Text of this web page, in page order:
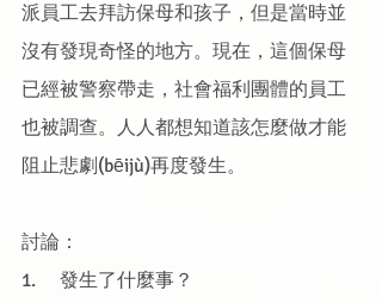
派員工去拜訪保母和孩子，但是當時並
沒有發現奇怪的地方。現在，這個保母
已經被警察帶走，社會福利團體的員工
也被調查。人人都想知道該怎麼做才能
阻止悲劇(bēijù)再度發生。
討論：
1.     發生了什麼事？